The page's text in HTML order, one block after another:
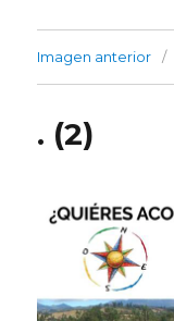
Imagen anterior
. (2)